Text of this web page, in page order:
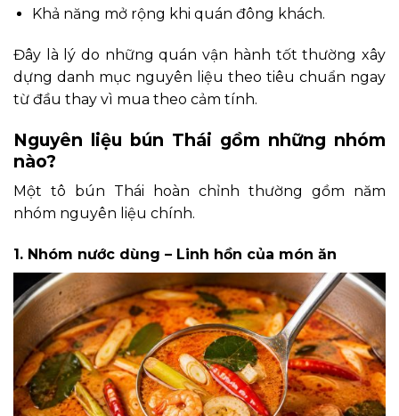
Khả năng mở rộng khi quán đông khách.
Đây là lý do những quán vận hành tốt thường xây
dựng danh mục nguyên liệu theo tiêu chuẩn ngay
từ đầu thay vì mua theo cảm tính.
Nguyên liệu bún Thái gồm những nhóm
nào?
Một tô bún Thái hoàn chỉnh thường gồm năm
nhóm nguyên liệu chính.
1. Nhóm nước dùng – Linh hồn của món ăn